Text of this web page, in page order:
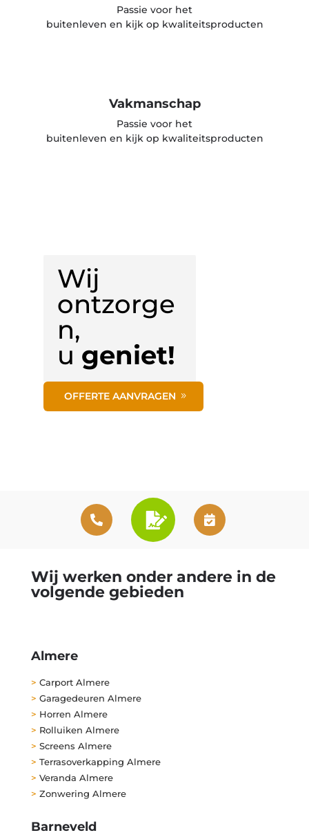
Passie voor het
buitenleven en kijk op kwaliteitsproducten
Vakmanschap
Passie voor het
buitenleven en kijk op kwaliteitsproducten
Wij
ontzorge
n,
u geniet!
OFFERTE AANVRAGEN
Wij werken onder andere in de
volgende gebieden
Almere
> Carport Almere
> Garagedeuren Almere
> Horren Almere
> Rolluiken Almere
> Screens Almere
> Terrasoverkapping Almere
> Veranda Almere
> Zonwering Almere
Barneveld